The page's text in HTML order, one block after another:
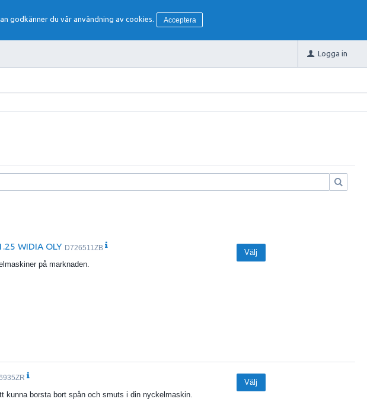
godkänner du vår användning av cookies. Acceptera
Logga in
WIDIA OLY D726511ZB
på marknaden.
Välj
kunna borsta bort spån och smuts i din nyckelmaskin.
Välj